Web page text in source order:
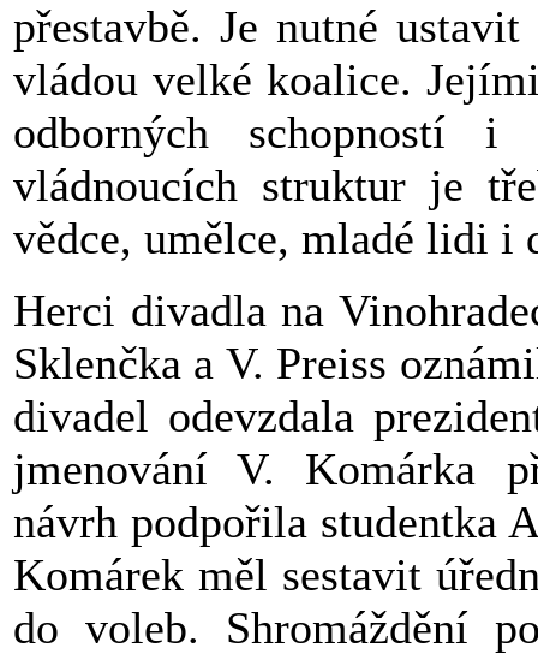
přestavbě. Je nutné
vládou velké koalice.
odborných schopností
vládnoucích struktur je
vědce, umělce, mladé lidi i
Herci divadla na
Sklenčka a V. Preiss
divadel odevzdala
jmenování V. Komárka
návrh podpořila studentka
Komárek měl sestavit
do voleb. Shromáždění